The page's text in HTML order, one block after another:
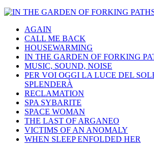
AGAIN
CALL ME BACK
HOUSEWARMING
IN THE GARDEN OF FORKING
MUSIC, SOUND, NOISE
PER VOI OGGI LA LUCE DEL
SPLENDERÀ
RECLAMATION
SPA SYBARITE
SPACE WOMAN
THE LAST OF ARGANEO
VICTIMS OF AN ANOMALY
WHEN SLEEP ENFOLDED HER